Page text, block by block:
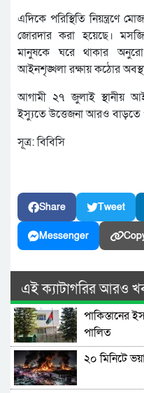
এদিকে পরিস্থিতি নিয়ন্ত্রণে
জোরদার করা হয়েছে।
মানুষকে ঘরে থাকার
আইনশৃঙ্খলা রক্ষায় কঠোর
আগামী ২৭ জুলাই স্থানীয়
ইস্যুতে উত্তেজনা আরও বাড়তে
সূত্র: বিবিসি
Share Tweet
Messenger
এই ক্যাটাগরির আরও
পাকিস্তানের
পালিত
২০ মিনিটে